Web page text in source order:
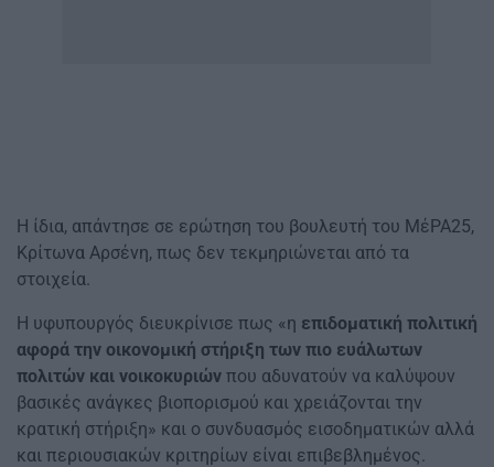
Η ίδια, απάντησε σε ερώτηση του βουλευτή του ΜέΡΑ25,
Κρίτωνα Αρσένη, πως δεν τεκμηριώνεται από τα
στοιχεία.
Η υφυπουργός διευκρίνισε πως «η επιδοματική πολιτική
αφορά την οικονομική στήριξη των πιο ευάλωτων
πολιτών και νοικοκυριών που αδυνατούν να καλύψουν
βασικές ανάγκες βιοπορισμού και χρειάζονται την
κρατική στήριξη» και ο συνδυασμός εισοδηματικών αλλά
και περιουσιακών κριτηρίων είναι επιβεβλημένος.